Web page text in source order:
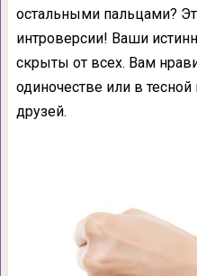
остальными пальцами?
интроверсии! Ваши
скрыты от всех. Вам
одиночестве или в
друзей.